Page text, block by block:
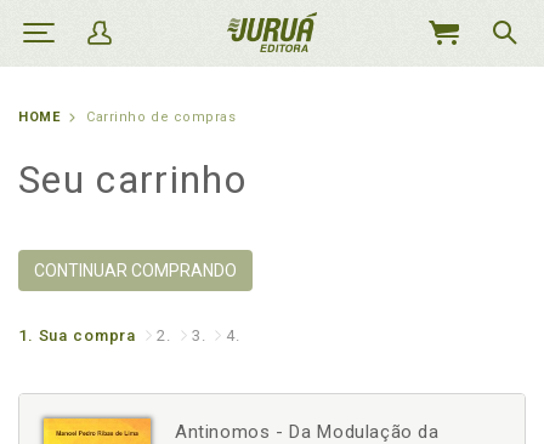
MEU
HOME Carrinho de compras
Seu carrinho
CONTINUAR COMPRANDO
1. Sua compra 2. 3. 4.
Antinomos - Da Modulação da